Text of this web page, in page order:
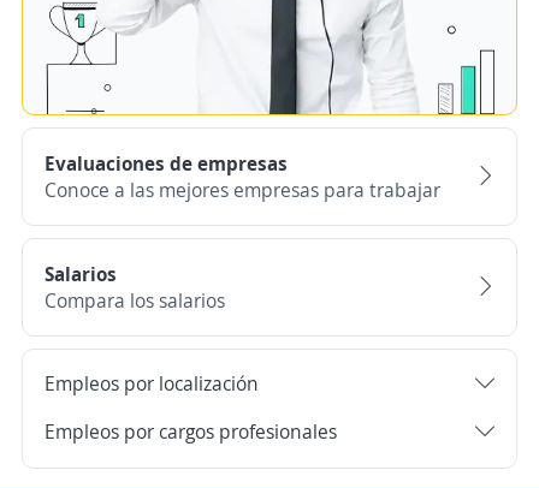
Evaluaciones de empresas
Conoce a las mejores empresas para trabajar
Salarios
Compara los salarios
Empleos por localización
Empleos por cargos profesionales